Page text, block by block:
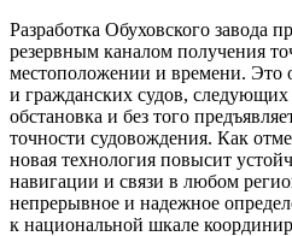
Разработка Обуховского завода
резервным каналом получения
местоположении и времени. Это
и гражданских судов,
обстановка и без того
точности судовождения. Как
новая технология повысит
навигации и связи в любом
непрерывное и надежное
к национальной шкале